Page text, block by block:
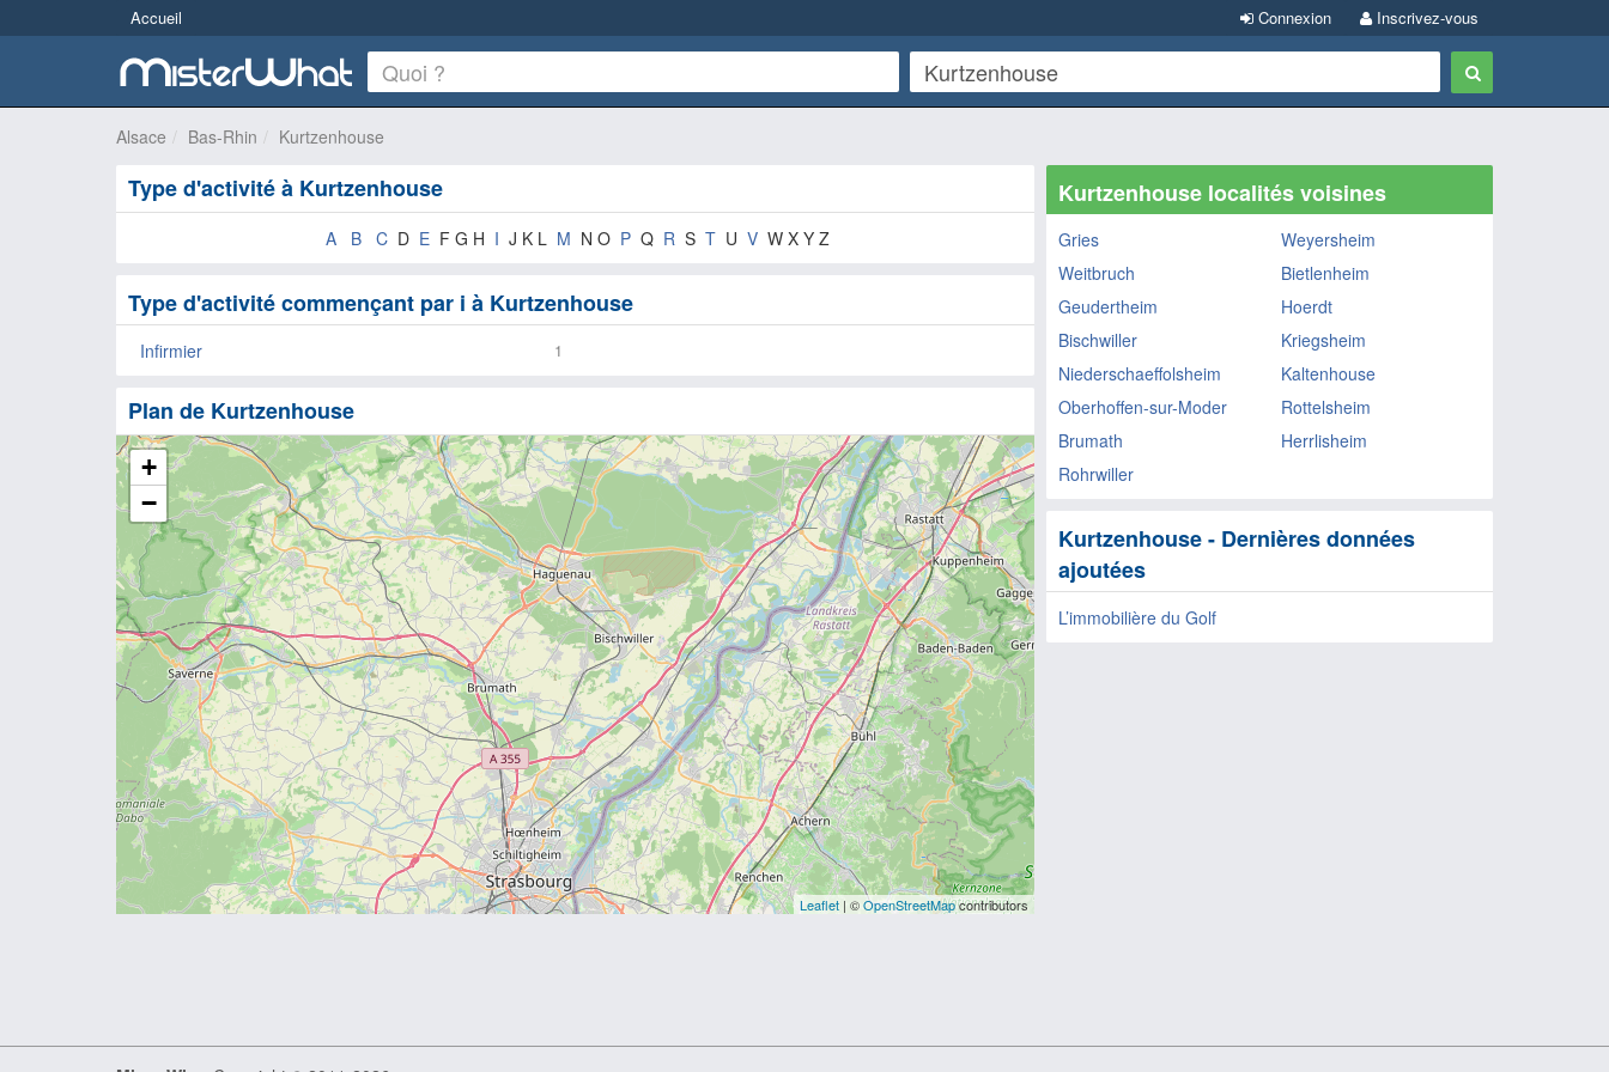
Accueil Inscrivez-vous
Connexion
Alsace Bas-Rhin Kurtzenhouse
Type d'activité à Kurtzenhouse
A B C D E F G H I J K L M N O P Q R S T U V W X Y Z
Type d'activité commençant par i à Kurtzenhouse
Infirmier 1
Plan de Kurtzenhouse
+
−
Leaflet| ©OpenStreetMapcontributors
Kurtzenhouse localités voisines
Gries
Weyersheim
Weitbruch
Bietlenheim
Geudertheim
Hoerdt
Bischwiller
Kriegsheim
Niederschaeffolsheim
Kaltenhouse
Oberhoffen-sur-Moder
Rottelsheim
Brumath
Herrlisheim
Rohrwiller
Kurtzenhouse - Dernières données
ajoutées
L’immobilière du Golf